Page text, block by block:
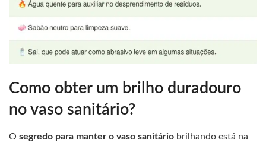
Como obter um brilho duradouro
no vaso sanitário?
O segredo para manter o vaso sanitário brilhando está na